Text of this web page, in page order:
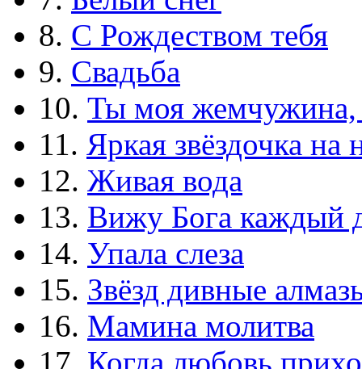
8. С Рождеством тебя
9. Свадьба
10. Ты моя жемчужина,
11. Яркая звёздочка на
12. Живая вода
13. Вижу Бога каждый
14. Упала слеза
15. Звёзд дивные
16. Мамина молитва